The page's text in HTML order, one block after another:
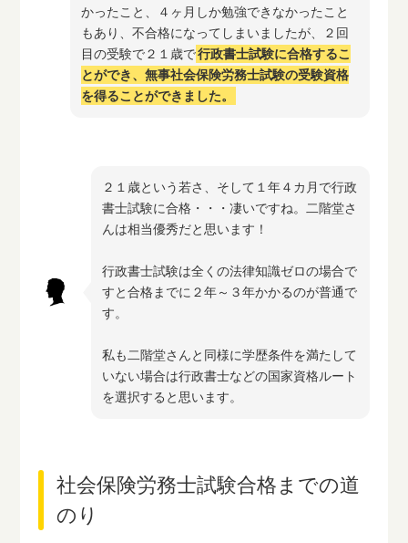
かったこと、４ヶ月しか勉強できなかったこと
もあり、不合格になってしまいましたが、２回
目の受験で２１歳で行政書士試験に合格するこ
とができ、無事社会保険労務士試験の受験資格
を得ることができました。
２１歳という若さ、そして１年４カ月で行政
書士試験に合格・・・凄いですね。二階堂さ
んは相当優秀だと思います！
行政書士試験は全くの法律知識ゼロの場合で
すと合格までに２年～３年かかるのが普通で
す。
私も二階堂さんと同様に学歴条件を満たして
いない場合は行政書士などの国家資格ルート
を選択すると思います。
社会保険労務士試験合格までの道
のり